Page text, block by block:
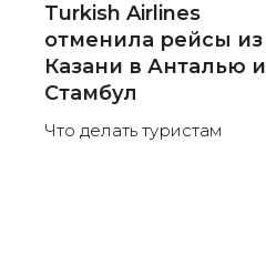
Turkish Airlines
отменила рейсы из
Казани в Анталью и
Стамбул
Что делать туристам